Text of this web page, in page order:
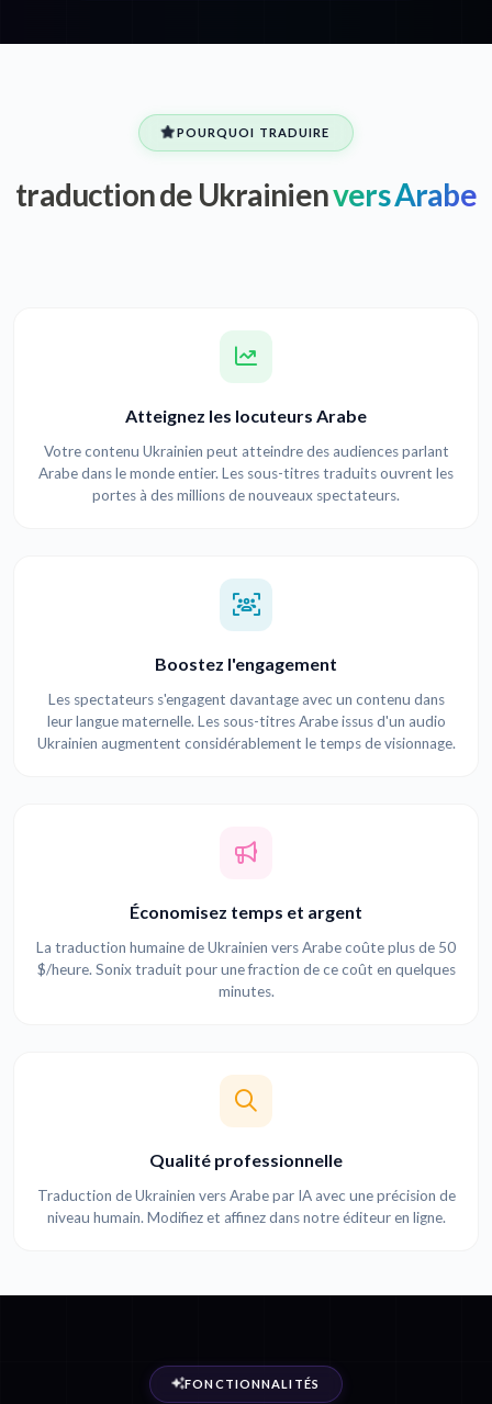
POURQUOI TRADUIRE
traduction de Ukrainienvers Arabe
Atteignez les locuteurs Arabe
Votre contenu Ukrainien peut atteindre des audiences parlant
Arabe dans le monde entier. Les sous-titres traduits ouvrent les
portes à des millions de nouveaux spectateurs.
Boostez l'engagement
Les spectateurs s'engagent davantage avec un contenu dans
leur langue maternelle. Les sous-titres Arabe issus d'un audio
Ukrainien augmentent considérablement le temps de visionnage.
Économisez temps et argent
La traduction humaine de Ukrainien vers Arabe coûte plus de 50
$/heure. Sonix traduit pour une fraction de ce coût en quelques
minutes.
Qualité professionnelle
Traduction de Ukrainien vers Arabe par IA avec une précision de
niveau humain. Modifiez et affinez dans notre éditeur en ligne.
FONCTIONNALITÉS